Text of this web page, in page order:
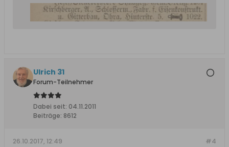
Ulrich 31
Forum-Teilnehmer
Dabei seit: 04.11.2011
Beiträge: 8612
#4
26.10.2017, 12:49